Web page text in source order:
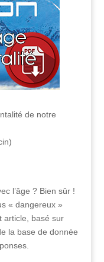
de notre
l’âge ? Bien sûr !
« dangereux »
article, basé sur
la base de donnée